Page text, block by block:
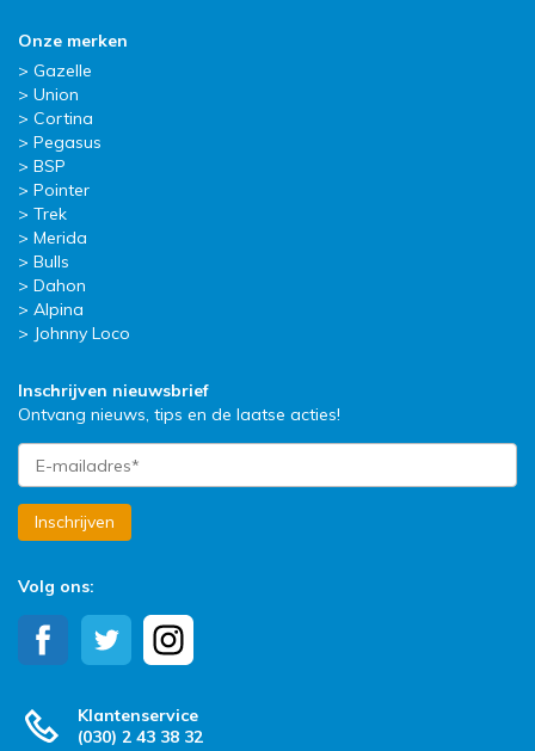
Onze merken
Gazelle
Union
Cortina
Pegasus
BSP
Pointer
Trek
Merida
Bulls
Dahon
Alpina
Johnny Loco
Inschrijven nieuwsbrief
Ontvang nieuws, tips en de laatse acties!
Inschrijven
Volg ons:
Klantenservice
(030) 2 43 38 32